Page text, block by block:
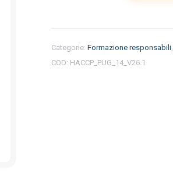
del
alimentare
nella
Categorie: Formazione responsabili,
COD: HACCP_PUG_14_V26.1